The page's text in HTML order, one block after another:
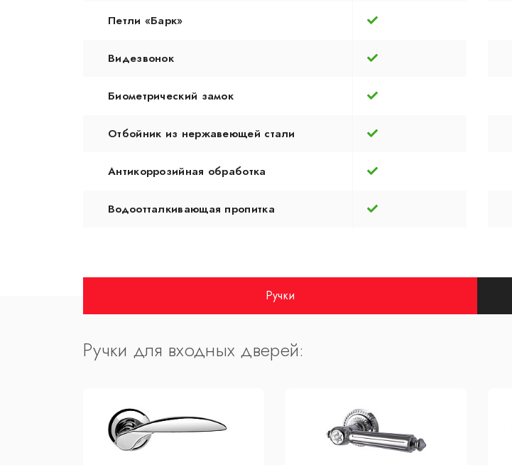
Петли «Барк»
Видезвонок
Биометрический замок
Отбойник из нержавеющей стали
Антикоррозийная обработка
Водоотталкивающая пропитка
Ручки
Ручки для входных дверей: